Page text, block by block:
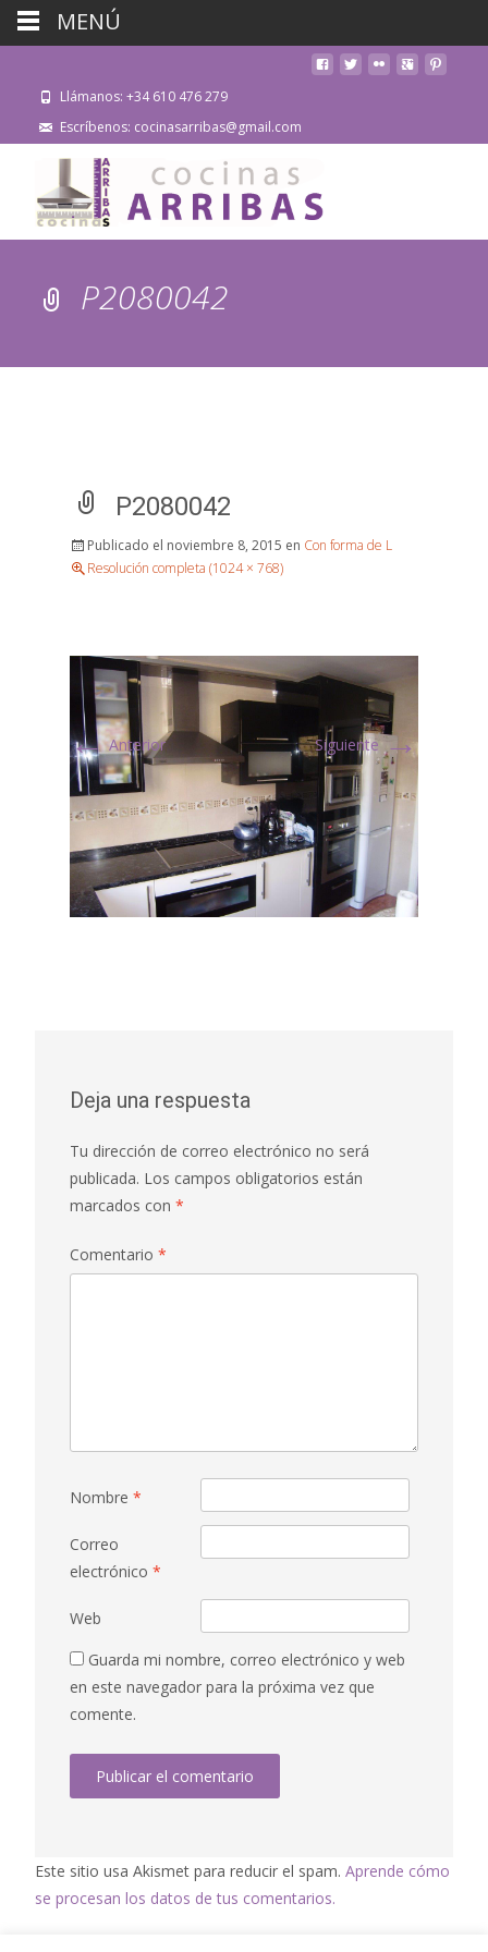
Llámanos: +34 610 476 279
Escríbenos: cocinasarribas@gmail.com
P2080042
P2080042
Publicado el noviembre 8, 2015 en Con forma de L
Resolución completa (1024 × 768)
←Anterior Siguiente→
Deja una respuesta
Tu dirección de correo electrónico no será
publicada. Los campos obligatorios están
marcados con *
Comentario *
Nombre *
Correo
electrónico *
Web
Guarda mi nombre, correo electrónico y web
en este navegador para la próxima vez que
comente.
Este sitio usa Akismet para reducir el spam. Aprende cómo
se procesan los datos de tus comentarios.
MENÚ